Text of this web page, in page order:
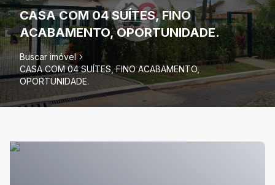
CASA COM 04 SUÍTES, FINO
ACABAMENTO, OPORTUNIDADE.
Buscar imóvel
CASA COM 04 SUÍTES, FINO ACABAMENTO,
OPORTUNIDADE.